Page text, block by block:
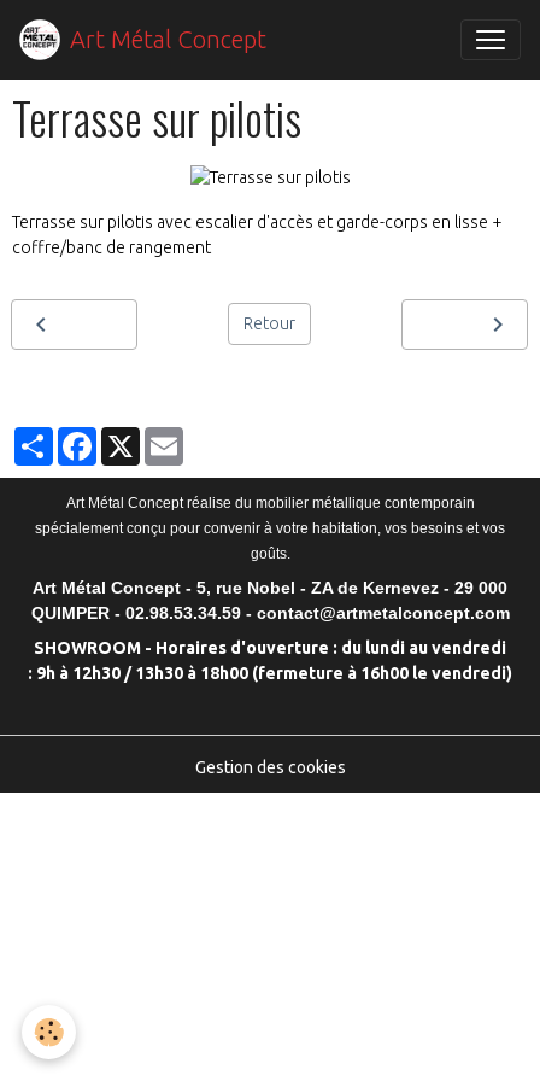
Art Métal Concept
Terrasse sur pilotis
Terrasse sur pilotis avec escalier d'accès et garde-corps en lisse +
coffre/banc de rangement
Retour
PartagerFacebook
X
Art Métal Concept réalise du mobilier métallique contemporain
spécialement conçu pour convenir à votre habitation, vos besoins et vos
goûts.
Art Métal Concept - 5, rue Nobel - ZA de Kernevez - 29 000
QUIMPER - 02.98.53.34.59 - contact@artmetalconcept.com
SHOWROOM - Horaires d'ouverture : du lundi au vendredi
: 9h à 12h30 / 13h30 à 18h00 (fermeture à 16h00 le vendredi)
Gestion des cookies